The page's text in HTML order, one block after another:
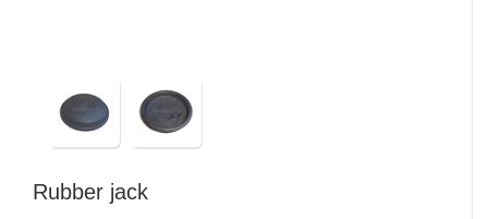
Rubber jack